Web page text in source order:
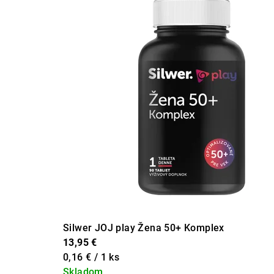
Silwer JOJ play Žena 50+ Komplex
13,95 €
Jednotková
cena:
0,16 € / 1 ks